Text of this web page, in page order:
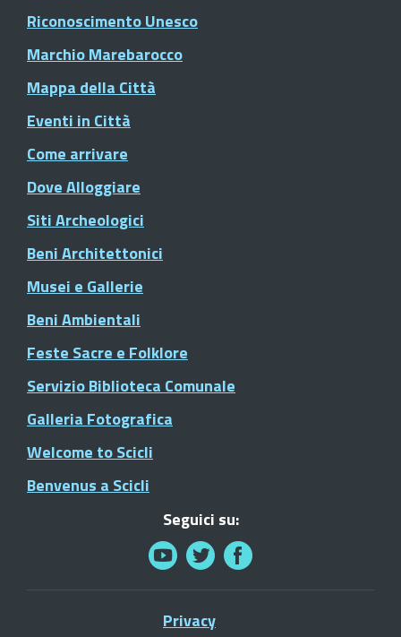
Riconoscimento Unesco
Marchio Marebarocco
Mappa della Città
Eventi in Città
Come arrivare
Dove Alloggiare
Siti Archeologici
Beni Architettonici
Musei e Gallerie
Beni Ambientali
Feste Sacre e Folklore
Servizio Biblioteca Comunale
Galleria Fotografica
Welcome to Scicli
Benvenus a Scicli
Seguici su:
Privacy